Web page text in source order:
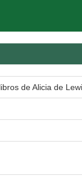
de Alicia de